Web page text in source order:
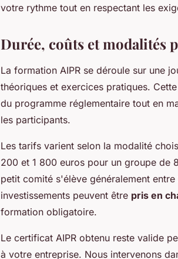
votre rythme tout en respectant les
Durée, coûts et modalités
La formation AIPR se déroule sur une
théoriques et exercices pratiques.
du programme réglementaire tout en
les participants.
Les tarifs varient selon la modalité
200 et 1 800 euros pour un groupe de
petit comité s'élève généralement
investissements peuvent être pris en
formation obligatoire.
Le certificat AIPR obtenu reste valide
à votre entreprise. Nous intervenons